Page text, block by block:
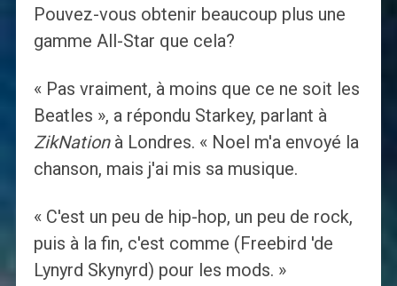
Pouvez-vous obtenir beaucoup plus une
gamme All-Star que cela?
« Pas vraiment, à moins que ce ne soit les
Beatles », a répondu Starkey, parlant à
ZikNationà Londres. « Noel m'a envoyé la
chanson, mais j'ai mis sa musique.
« C'est un peu de hip-hop, un peu de rock,
puis à la fin, c'est comme (Freebird 'de
Lynyrd Skynyrd) pour les mods. »